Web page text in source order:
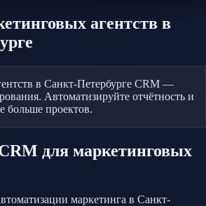
агентств в
в Санкт-Петербурге CRM —
Автоматизируйте отчётность и
больше проектов.
для маркетинговых
маркетинга в Санкт-